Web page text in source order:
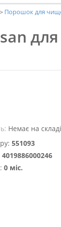
Порошок для
Немає на складі
551093
4019886000246
0 міс.